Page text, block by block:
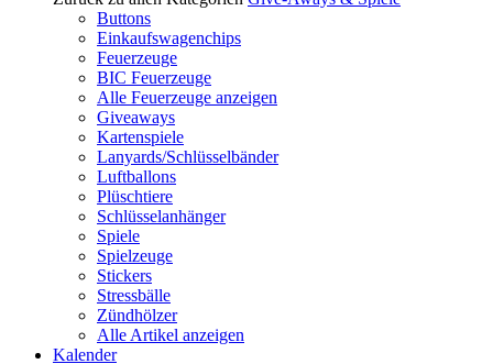
Buttons
Einkaufswagenchips
Feuerzeuge
BIC Feuerzeuge
Alle Feuerzeuge anzeigen
Giveaways
Kartenspiele
Lanyards/Schlüsselbänder
Luftballons
Plüschtiere
Schlüsselanhänger
Spiele
Spielzeuge
Stickers
Stressbälle
Zündhölzer
Alle Artikel anzeigen
Kalender